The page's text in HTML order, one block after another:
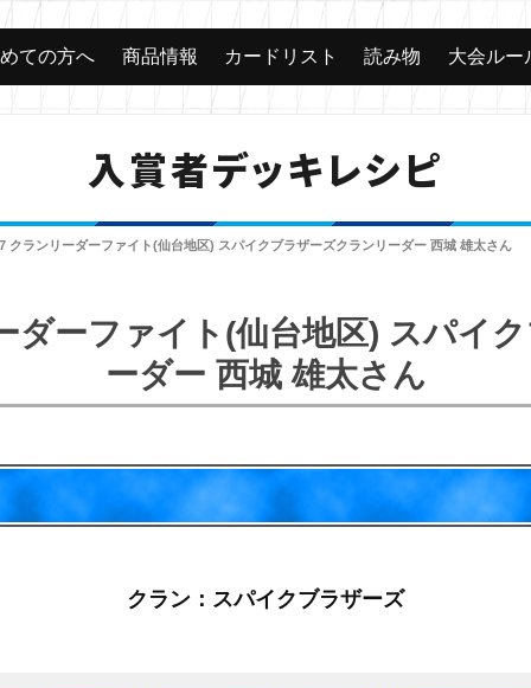
ての方へ 商品情報 カードリスト 読み物 大会ルー
入賞者デッキレシピ
クランリーダーファイト(仙台地区) スパイクブラザーズクランリーダー 西城 雄太さん
ダーファイト(仙台地区) スパイ
ーダー 西城 雄太さん
クラン：スパイクブラザーズ